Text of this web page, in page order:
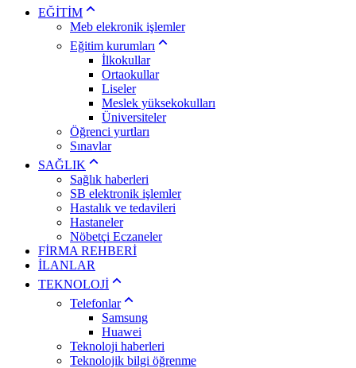
EĞİTİM
Meb elekronik işlemler
Eğitim kurumları
İlkokullar
Ortaokullar
Liseler
Meslek yüksekokulları
Üniversiteler
Öğrenci yurtları
Sınavlar
SAĞLIK
Sağlık haberleri
SB elektronik işlemler
Hastalık ve tedavileri
Hastaneler
Nöbetçi Eczaneler
FİRMA REHBERİ
İLANLAR
TEKNOLOJİ
Telefonlar
Samsung
Huawei
Teknoloji haberleri
Teknolojik bilgi öğrenme